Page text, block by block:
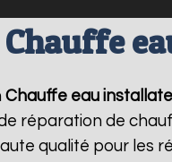
Chauffe
Chauffe eau
réparation de
qualité pour les